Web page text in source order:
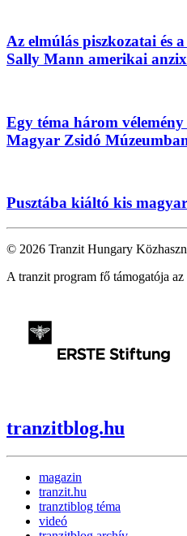
Az elmúlás piszkozatai és
Sally Mann amerikai
Egy téma három
Magyar Zsidó
Pusztába kiáltó kis
© 2026 Tranzit Hungary
A tranzit program fő támogatója
tranzitblog.hu
magazin
tranzit.hu
tranztiblog téma
videó